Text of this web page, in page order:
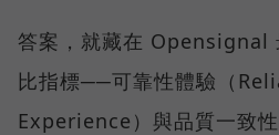
答案，就藏在 Opensignal
比指標──可靠性體驗（
Experience）與品質一致